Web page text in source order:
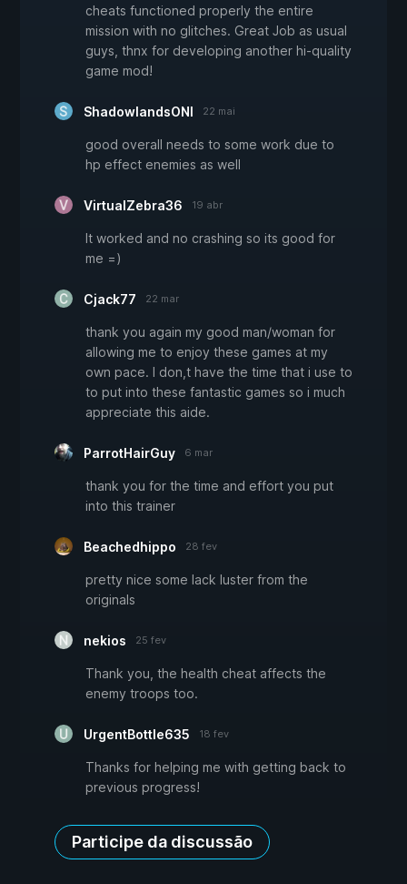
cheats functioned properly the entire
mission with no glitches. Great Job as usual
guys, thnx for developing another hi-quality
game mod!
ShadowlandsONI 22 mai
good overall needs to some work due to
hp effect enemies as well
VirtualZebra36 19 abr
It worked and no crashing so its good for
me =)
Cjack77 22 mar
thank you again my good man/woman for
allowing me to enjoy these games at my
own pace. I don,t have the time that i use to
to put into these fantastic games so i much
appreciate this aide.
ParrotHairGuy 6 mar
thank you for the time and effort you put
into this trainer
Beachedhippo 28 fev
pretty nice some lack luster from the
originals
nekios 25 fev
Thank you, the health cheat affects the
enemy troops too.
UrgentBottle635 18 fev
Thanks for helping me with getting back to
previous progress!
Participe da discussão